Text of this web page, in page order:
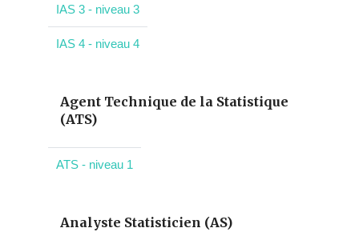
IAS 3 - niveau 3
IAS 4 - niveau 4
Agent Technique de la Statistique
(ATS)
ATS - niveau 1
Analyste Statisticien (AS)